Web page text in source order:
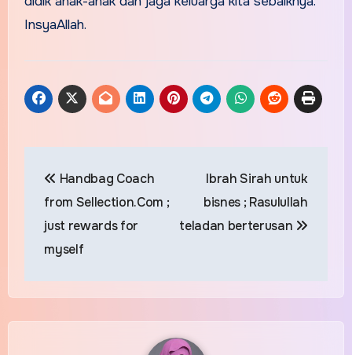
InsyaAllah.
navigation
Handbag Coach
from Sellection.Com ;
just rewards for
myself
Ibrah Sirah untuk
bisnes ; Rasulullah
teladan berterusan